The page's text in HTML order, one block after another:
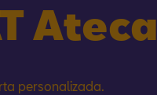
Ateca
personalizada.